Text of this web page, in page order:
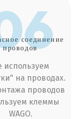
соединение
проводов
используем
на проводах.
проводов
клеммы
WAGO.